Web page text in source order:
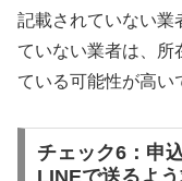
記載されていない業
ていない業者は、所
ている可能性が高い
チェック6：申